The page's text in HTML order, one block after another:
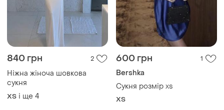
840 грн 2
Ніжна жіноча шовкова
ХS
600 грн
Bershka
Сукня розмір xs
ХS